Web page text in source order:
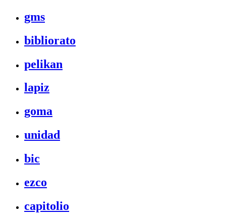
gms
bibliorato
pelikan
lapiz
goma
unidad
bic
ezco
capitolio